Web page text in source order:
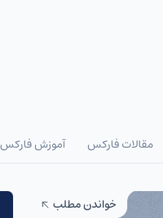
مقالات فارکس آموزش فارکس
خواندن مطلب